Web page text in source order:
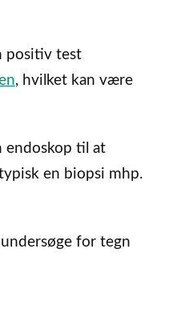
positiv test
, hvilket kan være
endoskop til at
en biopsi mhp.
for tegn